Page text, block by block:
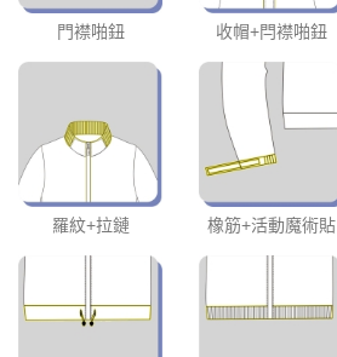
門襟啪鈕 收帽+閂襟啪鈕
羅紋+拉鏈 橡筋+活動魔術貼